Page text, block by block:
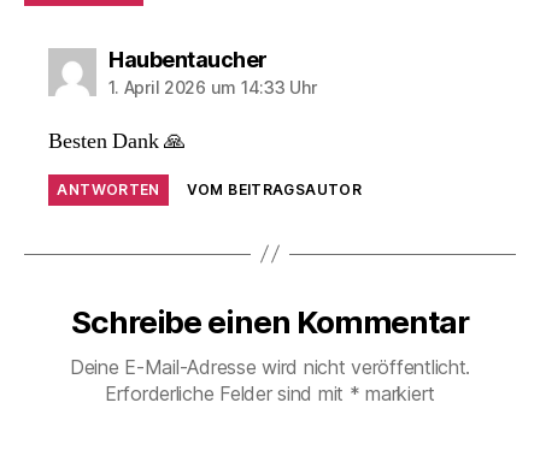
Haubentauchersagt:
1. April 2026 um 14:33 Uhr
Besten Dank 🙏
ANTWORTEN VOM BEITRAGSAUTOR
Schreibe einen Kommentar
Deine E-Mail-Adresse wird nicht veröffentlicht.
Erforderliche Felder sind mit * markiert